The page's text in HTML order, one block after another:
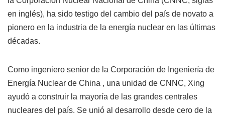
en inglés), ha sido testigo del cambio del país de novato a
pionero en la industria de la energía nuclear en las últimas
décadas.
Como ingeniero senior de la Corporación de Ingeniería de
Energía Nuclear de China , una unidad de CNNC, Xing
ayudó a construir la mayoría de las grandes centrales
nucleares del país. Se unió al desarrollo desde cero de la